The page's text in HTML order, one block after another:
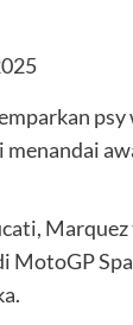
MotoGP